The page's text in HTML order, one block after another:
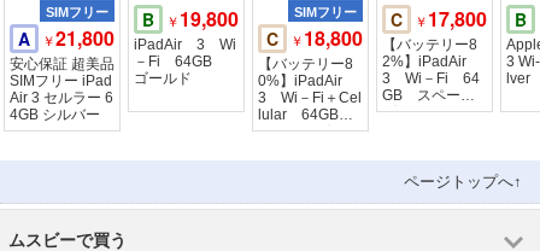
SIMフリー
A ￥21,800
安心保証 超美品
SIMフリー iPad
Air 3 セルラー 6
4GB シルバー
B ￥19,800
iPadAir 3 Wi
－Fi 64GB
ゴールド
SIMフリー
C ￥18,800
【バッテリー8
0%】iPadAir
3 Wi－Fi＋Cel
lular 64GB
スペースグレイ
C ￥17,800
【バッテリー8
2%】iPadAir
3 Wi－Fi 64
GB スペース
グレイ
B
3 Wi-Fi
lver
ページトップへ↑
ムスビーで買う